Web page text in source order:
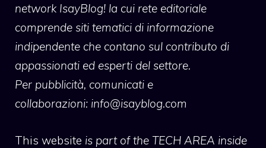
network IsayBlog! la cui rete editoriale
comprende siti tematici di informazione
indipendente che contano sul contributo di
appassionati ed esperti del settore.
Per pubblicità, comunicati e
collaborazioni: info@isayblog.com
This website is part of the TECH AREA inside